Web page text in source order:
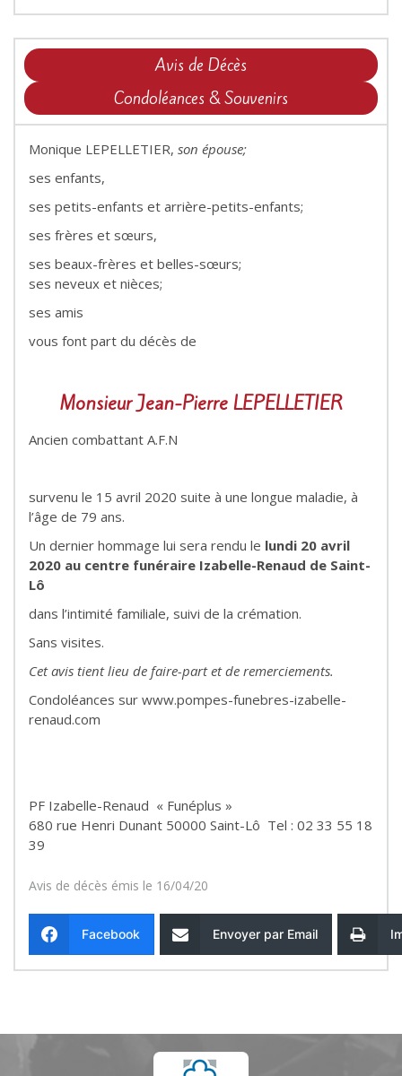
Avis de Décès
Condoléances & Souvenirs
Monique LEPELLETIER, son épouse;
ses enfants,
ses petits-enfants et arrière-petits-enfants;
ses frères et sœurs,
ses beaux-frères et belles-sœurs;
ses neveux et nièces;
ses amis
vous font part du décès de
Monsieur Jean-Pierre LEPELLETIER
Ancien combattant A.F.N
survenu le 15 avril 2020 suite à une longue maladie, à
l’âge de 79 ans.
Un dernier hommage lui sera rendu le lundi 20 avril
2020 au centre funéraire Izabelle-Renaud de Saint-
Lô
dans l’intimité familiale, suivi de la crémation.
Sans visites.
Cet avis tient lieu de faire-part et de remerciements.
Condoléances sur www.pompes-funebres-izabelle-
renaud.com
PF Izabelle-Renaud « Funéplus »
680 rue Henri Dunant 50000 Saint-Lô Tel : 02 33 55 18
39
Avis de décès émis le 16/04/20
Facebook Envoyer par Email